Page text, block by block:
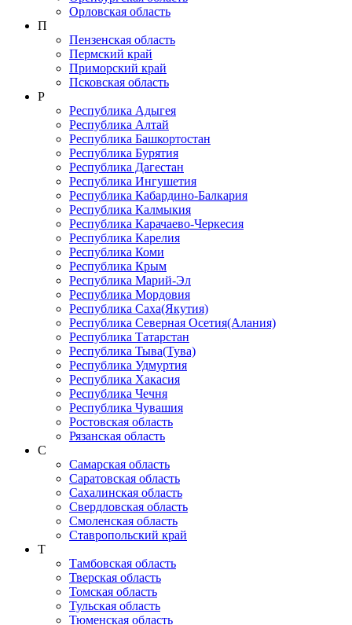
Орловская область
П
Пензенская область
Пермский край
Приморский край
Псковская область
Р
Республика Адыгея
Республика Алтай
Республика Башкортостан
Республика Бурятия
Республика Дагестан
Республика Ингушетия
Республика Кабардино-Балкария
Республика Калмыкия
Республика Карачаево-Черкеcия
Республика Карелия
Республика Коми
Республика Крым
Республика Марий-Эл
Республика Мордовия
Республика Саха(Якутия)
Республика Северная Осетия(Алания)
Республика Татарстан
Республика Тыва(Тува)
Республика Удмуртия
Республика Хакасия
Республика Чечня
Республика Чувашия
Ростовская область
Рязанская область
С
Самарская область
Саратовская область
Сахалинская область
Свердловская область
Смоленская область
Ставропольский край
Т
Тамбовская область
Тверская область
Томская область
Тульская область
Тюменская область